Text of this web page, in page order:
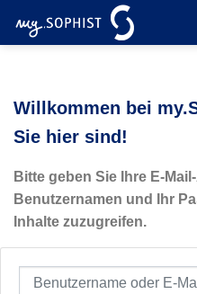
Inhalt
Willkommen bei
Sie hier sind!
Bitte geben Sie Ihre E-
Benutzernamen und Ihr
Inhalte zuzugreifen.
Benutzername oder E-Mail-